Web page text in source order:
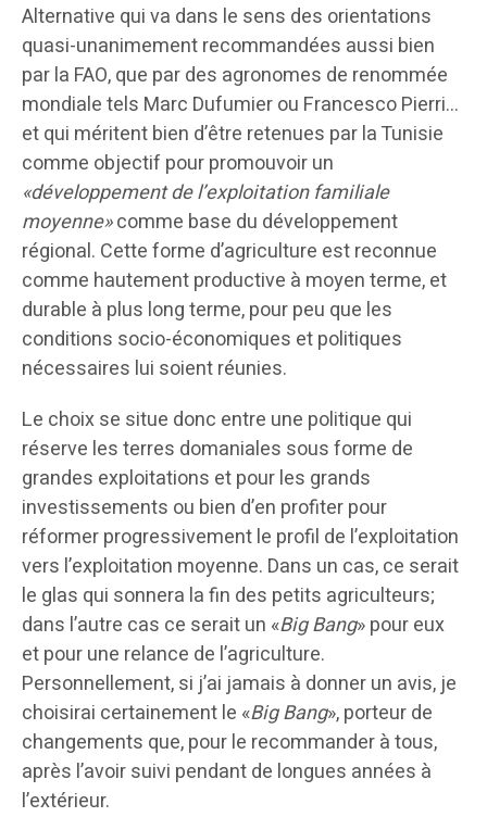
Alternative qui va dans le sens des orientations
quasi-unanimement recommandées aussi bien
par la FAO, que par des agronomes de renommée
mondiale tels Marc Dufumier ou Francesco Pierri…
et qui méritent bien d’être retenues par la Tunisie
comme objectif pour promouvoir un
«développement de l’exploitation familiale
moyenne»comme base du développement
régional. Cette forme d’agriculture est reconnue
comme hautement productive à moyen terme, et
durable à plus long terme, pour peu que les
conditions socio-économiques et politiques
nécessaires lui soient réunies.
Le choix se situe donc entre une politique qui
réserve les terres domaniales sous forme de
grandes exploitations et pour les grands
investissements ou bien d’en profiter pour
réformer progressivement le profil de l’exploitation
vers l’exploitation moyenne. Dans un cas, ce serait
le glas qui sonnera la fin des petits agriculteurs;
dans l’autre cas ce serait un «Big Bang» pour eux
et pour une relance de l’agriculture.
Personnellement, si j’ai jamais à donner un avis, je
choisirai certainement le «Big Bang», porteur de
changements que, pour le recommander à tous,
après l’avoir suivi pendant de longues années à
l’extérieur.